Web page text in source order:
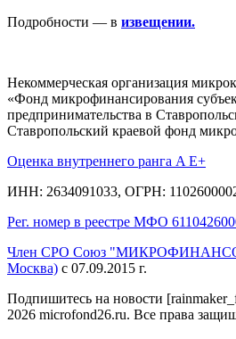
Подробности — в извещении.
Некоммерческая организация
«Фонд микрофинансирования
предпринимательства в
Ставропольский краевой фонд
Оценка внутреннего ранга A E+
ИНН: 2634091033, ОГРН:
Рег. номер в реестре МФО
Член СРО Союз
Москва) с 07.09.2015 г.
Подпишитесь на новости
2026 microfond26.ru. Все права